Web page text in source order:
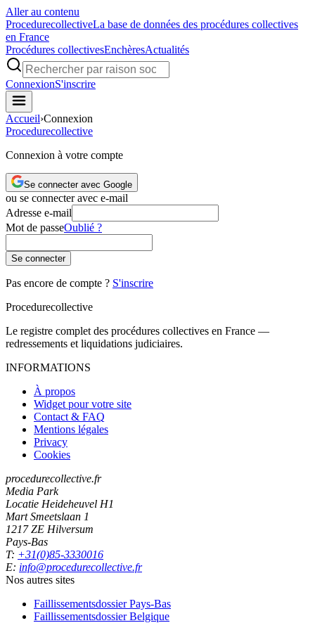
Aller au contenu
ProcedurecollectiveLa base de données des procédures collectives
en France
Procédures collectivesEnchèresActualités
ConnexionS'inscrire
Accueil›Connexion
Procedurecollective
Connexion à votre compte
Se connecter avec Google
ou se connecter avec e-mail
Adresse e-mail
Mot de passeOublié ?
Se connecter
Pas encore de compte ? S'inscrire
Procedurecollective
Le registre complet des procédures collectives en France —
redressements et liquidations judiciaires.
INFORMATIONS
À propos
Widget pour votre site
Contact & FAQ
Mentions légales
Privacy
Cookies
procedurecollective.fr
Media Park
Locatie Heideheuvel H1
Mart Smeetslaan 1
1217 ZE Hilversum
Pays-Bas
T: +31(0)85-3330016
E: info@procedurecollective.fr
Nos autres sites
Faillissementsdossier Pays-Bas
Faillissementsdossier Belgique